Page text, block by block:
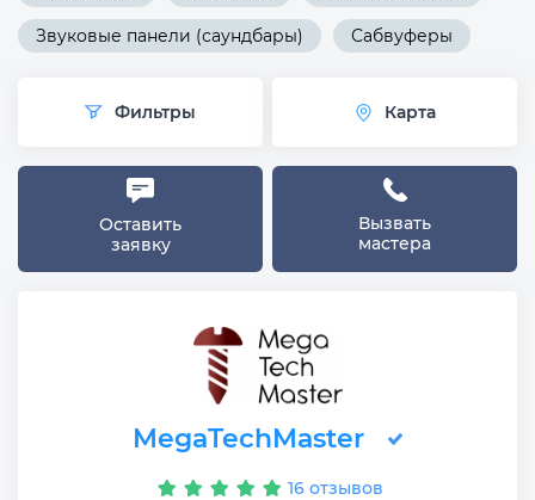
Звуковые панели (саундбары) Сабвуферы
Фильтры Карта
Оставить
заявку
Вызвать
мастера
MegaTechMaster
16 отзывов